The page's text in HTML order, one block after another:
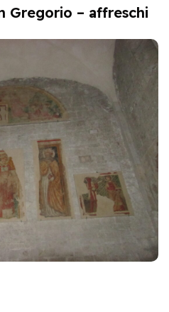
Gregorio – affreschi